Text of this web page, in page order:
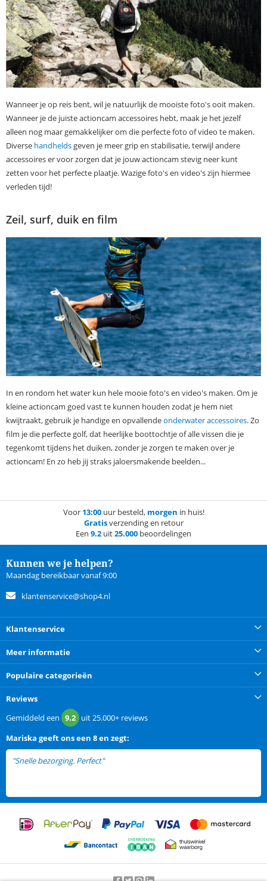
Wanneer je op reis bent, wil je natuurlijk de mooiste foto's ooit maken.
Wanneer je de juiste actioncam accessoires hebt, maak je het jezelf
alleen nog maar gemakkelijker om die perfecte foto of video te maken.
Diverse handheldsgeven je meer grip en stabilisatie, terwijl andere
accessoires er voor zorgen dat je jouw actioncam stevig neer kunt
zetten voor het perfecte plaatje. Wazige foto's en video's zijn hiermee
verleden tijd!
Zeil, surf, duik en film
In en rondom het water kun hele mooie foto's en video's maken. Om je
kleine actioncam goed vast te kunnen houden zodat je hem niet
kwijtraakt, gebruik je handige en opvallendeonderwater accessoires. Zo
film je die perfecte golf, dat heerlijke boottochtje of alle vissen die je
tegenkomt tijdens het duiken, zonder je zorgen te maken over je
actioncam! En zo heb jij straks jaloersmakende beelden...
Voor 13:00uur besteld, morgen in huis!
Gratisverzending en retour
Een 9.2 uit25.000 beoordelingen
Kunnen we je helpen?
Maandag bereikbaar vanaf 9:00
klantenservice@shop4.nl
Klantenservice
Meer informatie
Populaire categorieën
Reviews
Gemiddeld een 9.2 uit 25.000+ reviews
Mariska geeft ons een 8 en zegt:
"Snelle bezorging. Perfect"